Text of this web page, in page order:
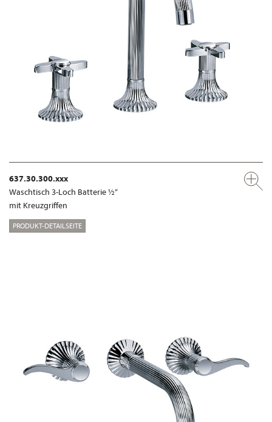
637.30.300.xxx
Waschtisch 3-Loch Batterie ½“
mit Kreuzgriffen
PRODUKT-DETAILSEITE